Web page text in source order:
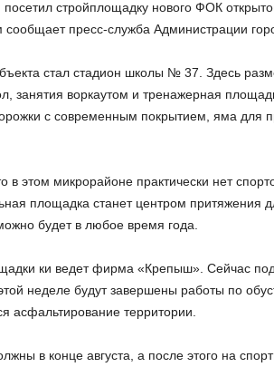
стройплощадку нового ФОК
пресс-служба Администрации
стал стадион школы № 37. Здесь
занятия воркаутом и тренажерная
с современным покрытием, яма для
в этом микрорайоне практически нет
площадка станет центром притяжения
будет в любое время года.
ки ведет фирма «Крепыш». Сейчас
неделе будут завершены работы по
асфальтирование территории.
в конце августа, а после этого на